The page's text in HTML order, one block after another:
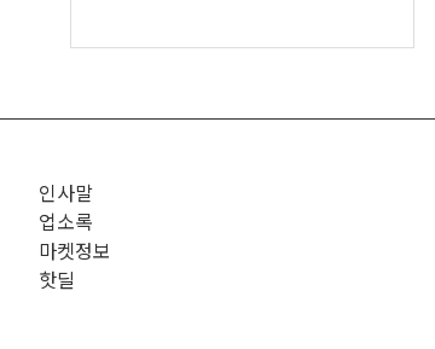
인사말
업소록
마켓정보
핫딜